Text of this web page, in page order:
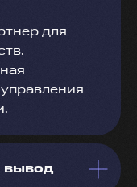
для
вывод